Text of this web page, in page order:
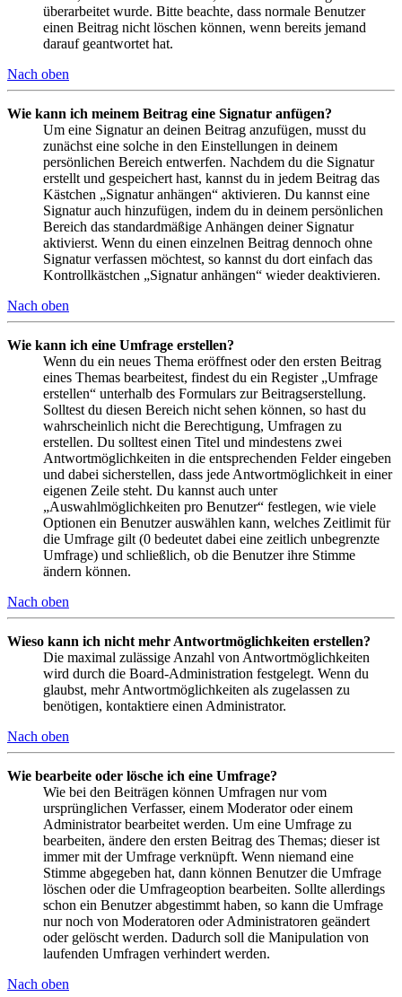
überarbeitet wurde. Bitte beachte, dass normale Benutzer
einen Beitrag nicht löschen können, wenn bereits jemand
darauf geantwortet hat.
Nach oben
Wie kann ich meinem Beitrag eine Signatur anfügen?
Um eine Signatur an deinen Beitrag anzufügen, musst du
zunächst eine solche in den Einstellungen in deinem
persönlichen Bereich entwerfen. Nachdem du die Signatur
erstellt und gespeichert hast, kannst du in jedem Beitrag das
Kästchen „Signatur anhängen“ aktivieren. Du kannst eine
Signatur auch hinzufügen, indem du in deinem persönlichen
Bereich das standardmäßige Anhängen deiner Signatur
aktivierst. Wenn du einen einzelnen Beitrag dennoch ohne
Signatur verfassen möchtest, so kannst du dort einfach das
Kontrollkästchen „Signatur anhängen“ wieder deaktivieren.
Nach oben
Wie kann ich eine Umfrage erstellen?
Wenn du ein neues Thema eröffnest oder den ersten Beitrag
eines Themas bearbeitest, findest du ein Register „Umfrage
erstellen“ unterhalb des Formulars zur Beitragserstellung.
Solltest du diesen Bereich nicht sehen können, so hast du
wahrscheinlich nicht die Berechtigung, Umfragen zu
erstellen. Du solltest einen Titel und mindestens zwei
Antwortmöglichkeiten in die entsprechenden Felder eingeben
und dabei sicherstellen, dass jede Antwortmöglichkeit in einer
eigenen Zeile steht. Du kannst auch unter
„Auswahlmöglichkeiten pro Benutzer“ festlegen, wie viele
Optionen ein Benutzer auswählen kann, welches Zeitlimit für
die Umfrage gilt (0 bedeutet dabei eine zeitlich unbegrenzte
Umfrage) und schließlich, ob die Benutzer ihre Stimme
ändern können.
Nach oben
Wieso kann ich nicht mehr Antwortmöglichkeiten erstellen?
Die maximal zulässige Anzahl von Antwortmöglichkeiten
wird durch die Board-Administration festgelegt. Wenn du
glaubst, mehr Antwortmöglichkeiten als zugelassen zu
benötigen, kontaktiere einen Administrator.
Nach oben
Wie bearbeite oder lösche ich eine Umfrage?
Wie bei den Beiträgen können Umfragen nur vom
ursprünglichen Verfasser, einem Moderator oder einem
Administrator bearbeitet werden. Um eine Umfrage zu
bearbeiten, ändere den ersten Beitrag des Themas; dieser ist
immer mit der Umfrage verknüpft. Wenn niemand eine
Stimme abgegeben hat, dann können Benutzer die Umfrage
löschen oder die Umfrageoption bearbeiten. Sollte allerdings
schon ein Benutzer abgestimmt haben, so kann die Umfrage
nur noch von Moderatoren oder Administratoren geändert
oder gelöscht werden. Dadurch soll die Manipulation von
laufenden Umfragen verhindert werden.
Nach oben